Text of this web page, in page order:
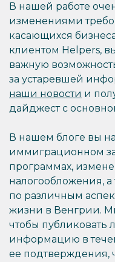
В нашей работе
изменениями
касающихся
клиентом Helpers,
важную
за устаревшей
наши новости и
дайджест с
В нашем блоге вы
иммиграционном
программах,
налогообложения,
по различным
жизни в Венгрии.
чтобы
информацию в
ее подтверждения,